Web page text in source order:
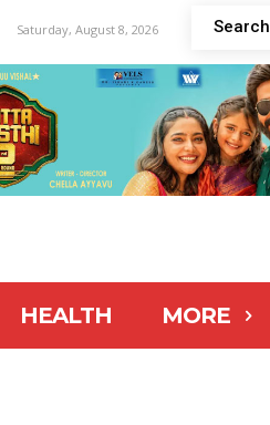
Saturday, August 8, 2026 Search
HEALTH MORE